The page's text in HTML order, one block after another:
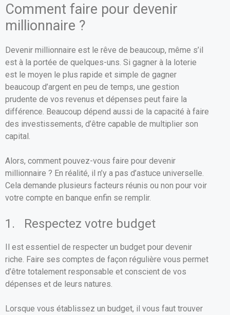
Comment faire pour devenir
millionnaire ?
Devenir millionnaire est le rêve de beaucoup, même s’il
est à la portée de quelques-uns. Si gagner à la loterie
est le moyen le plus rapide et simple de gagner
beaucoup d’argent en peu de temps, une gestion
prudente de vos revenus et dépenses peut faire la
différence. Beaucoup dépend aussi de la capacité à faire
des investissements, d’être capable de multiplier son
capital.
Alors, comment pouvez-vous faire pour devenir
millionnaire ? En réalité, il n’y a pas d’astuce universelle.
Cela demande plusieurs facteurs réunis ou non pour voir
votre compte en banque enfin se remplir.
1. Respectez votre budget
Il est essentiel de respecter un budget pour devenir
riche. Faire ses comptes de façon régulière vous permet
d’être totalement responsable et conscient de vos
dépenses et de leurs natures.
Lorsque vous établissez un budget, il vous faut trouver